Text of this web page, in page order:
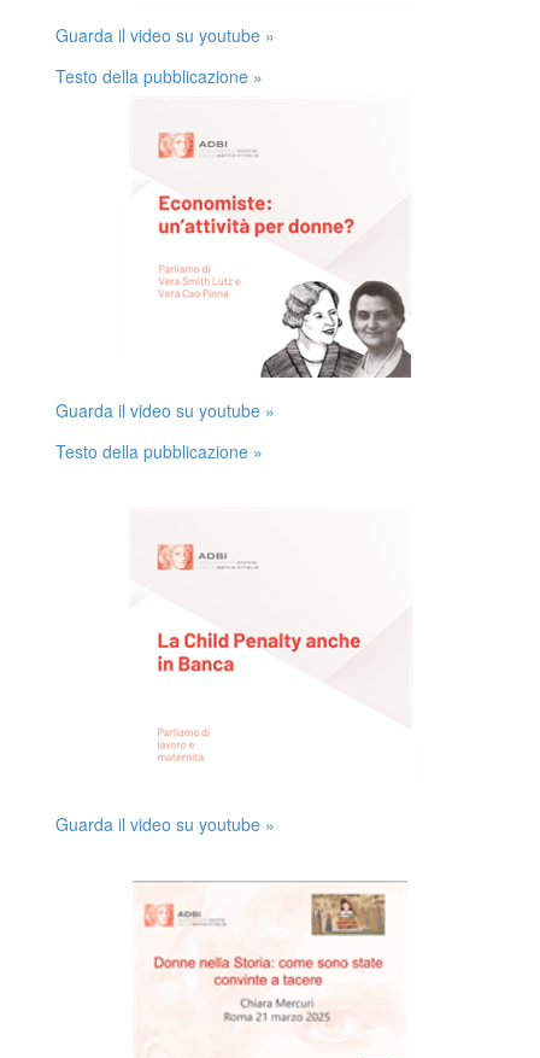
Guarda il video su youtube »
Testo della pubblicazione »
Guarda il video su youtube »
Testo della pubblicazione »
Guarda il video su youtube »